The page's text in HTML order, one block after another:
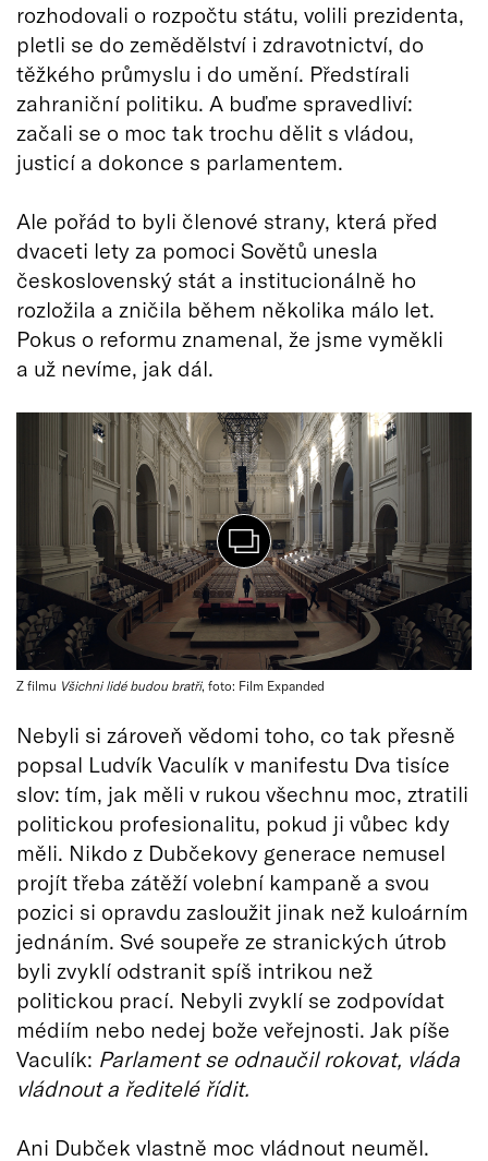
rozhodovali o rozpočtu státu, volili prezidenta,
pletli se do zemědělství i zdravotnictví, do
těžkého průmyslu i do umění. Předstírali
zahraniční politiku. A buďme spravedliví:
začali se o moc tak trochu dělit s vládou,
justicí a dokonce s parlamentem.
Ale pořád to byli členové strany, která před
dvaceti lety za pomoci Sovětů unesla
československý stát a institucionálně ho
rozložila a zničila během několika málo let.
Pokus o reformu znamenal, že jsme vyměkli
a už nevíme, jak dál.
Z filmu Všichni lidé budou bratři, foto: Film Expanded
Nebyli si zároveň vědomi toho, co tak přesně
popsal Ludvík Vaculík v manifestu Dva tisíce
slov: tím, jak měli v rukou všechnu moc, ztratili
politickou profesionalitu, pokud ji vůbec kdy
měli. Nikdo z Dubčekovy generace nemusel
projít třeba zátěží volební kampaně a svou
pozici si opravdu zasloužit jinak než kuloárním
jednáním. Své soupeře ze stranických útrob
byli zvyklí odstranit spíš intrikou než
politickou prací. Nebyli zvyklí se zodpovídat
médiím nebo nedej bože veřejnosti. Jak píše
Vaculík: Parlament se odnaučil rokovat, vláda
vládnout a ředitelé řídit.
Ani Dubček vlastně moc vládnout neuměl.